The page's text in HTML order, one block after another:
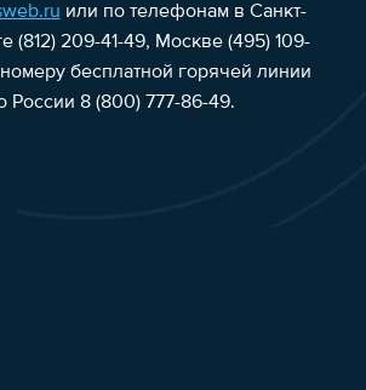
или по телефонам в Санкт-
(812) 209-41-49, Москве (495) 109-
бесплатной горячей линии
России 8 (800) 777-86-49.